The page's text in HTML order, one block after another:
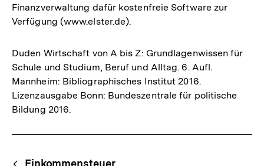
Finanzverwaltung dafür kostenfreie Software zur
Verfügung (www.elster.de).
Duden Wirtschaft von A bis Z: Grundlagenwissen für
Schule und Studium, Beruf und Alltag. 6. Aufl.
Mannheim: Bibliographisches Institut 2016.
Lizenzausgabe Bonn: Bundeszentrale für politische
Bildung 2016.
Content-
Einkommensteuer